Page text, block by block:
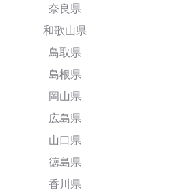
奈良県
和歌山県
鳥取県
島根県
岡山県
広島県
山口県
徳島県
香川県